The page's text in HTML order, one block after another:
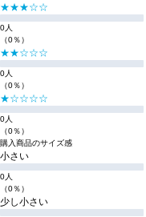
★★★☆☆
0人
（0％）
★★☆☆☆
0人
（0％）
★☆☆☆☆
0人
（0％）
購入商品のサイズ感
小さい
0人
（0％）
少し小さい